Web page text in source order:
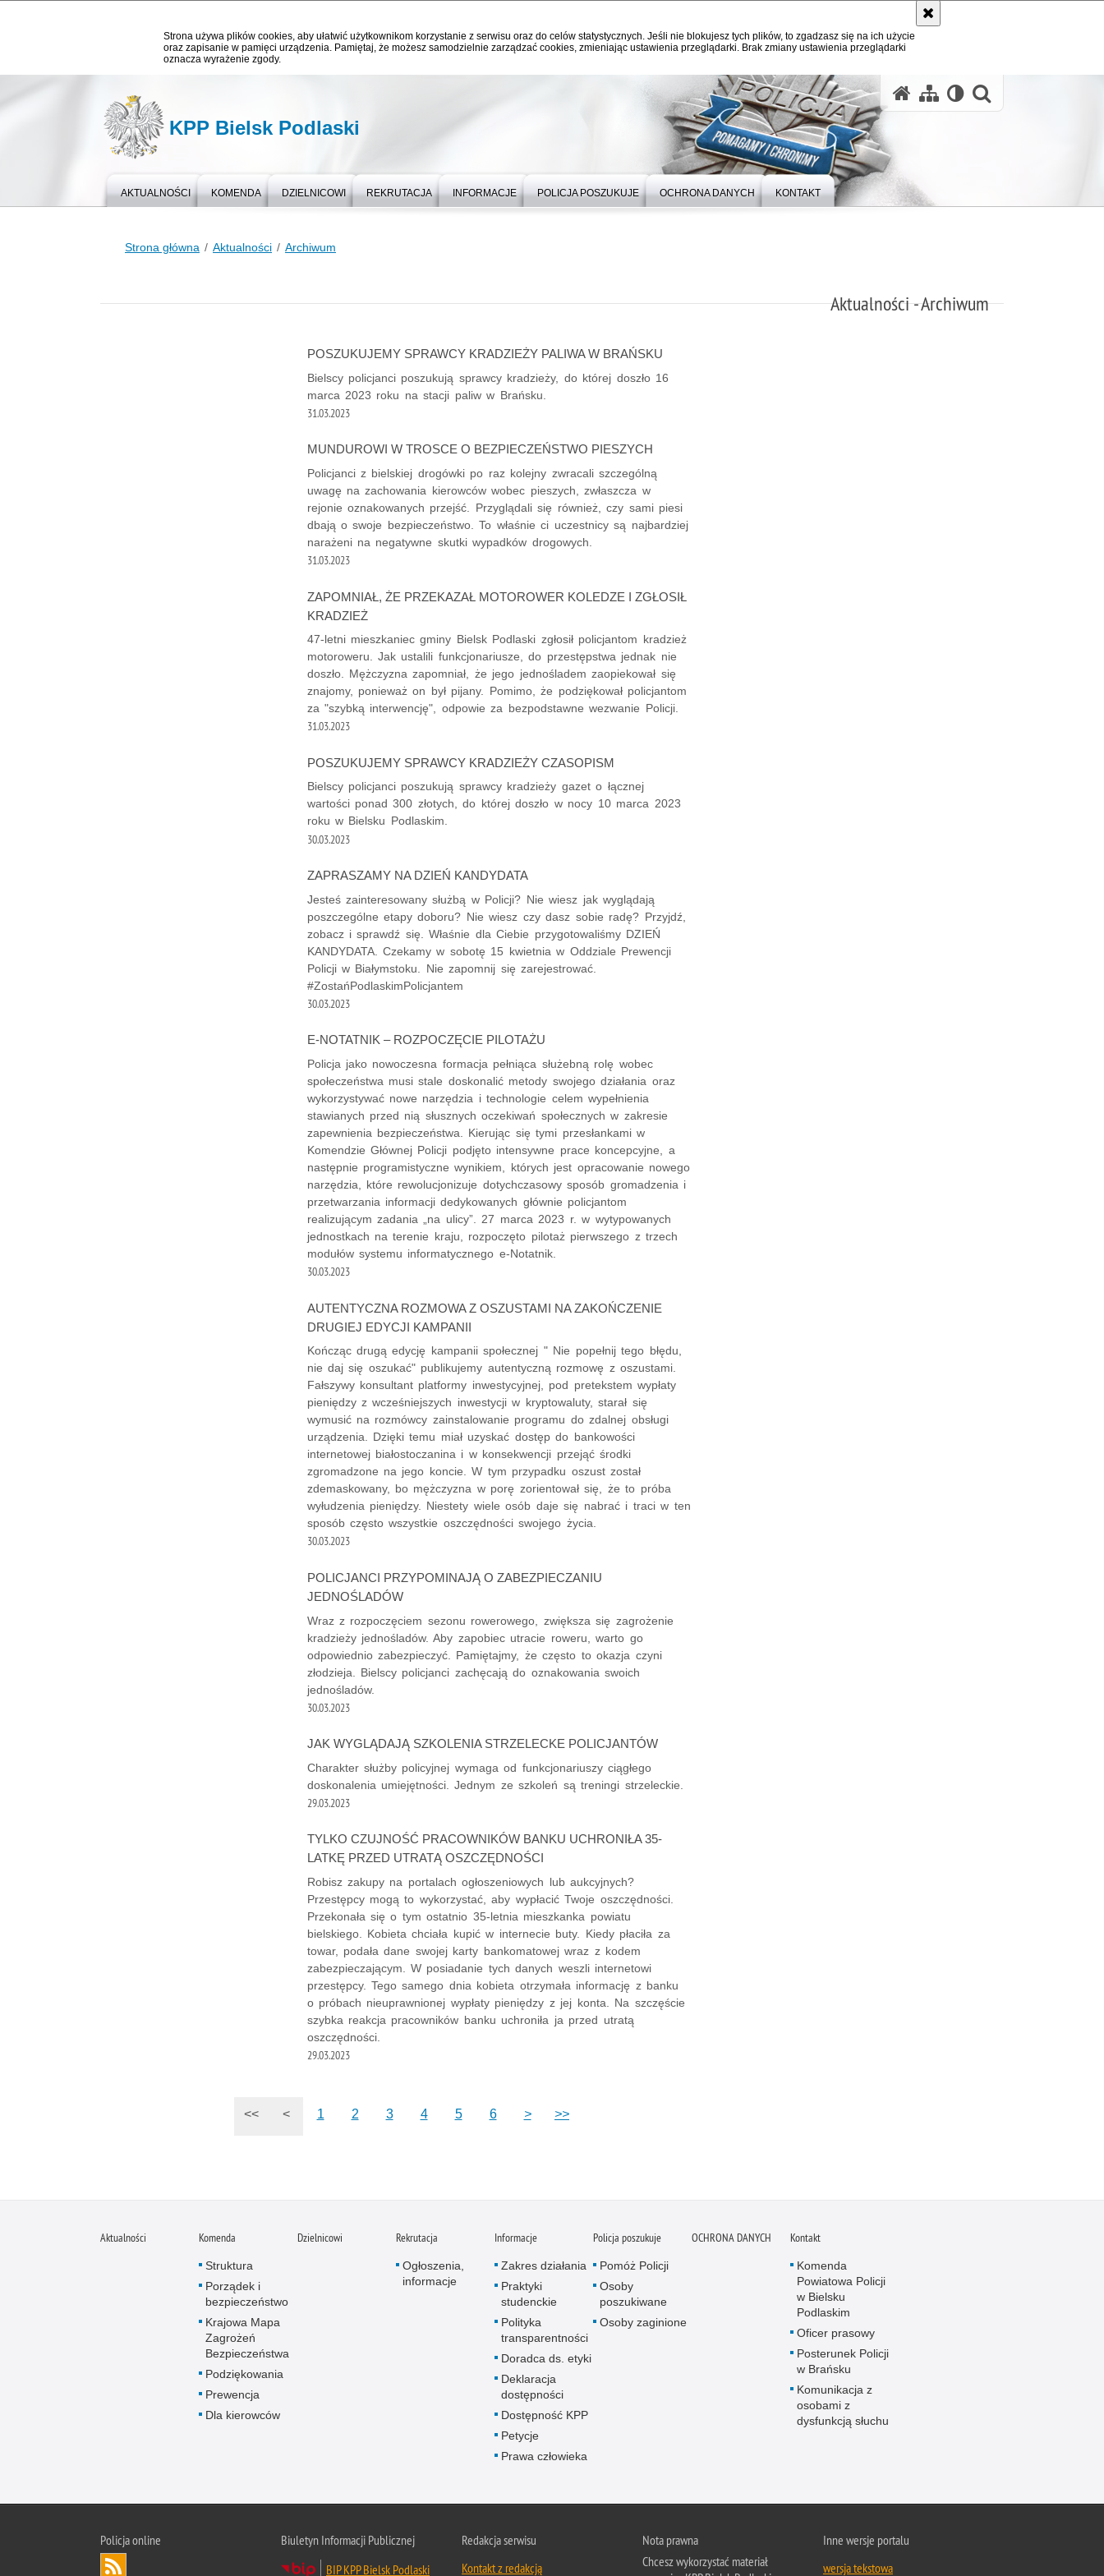
Strona używa plików cookies, aby ułatwić użytkownikom korzystanie z serwisu oraz do celów statystycznych. Jeśli nie blokujesz tych plików, to zgadzasz się na ich użycie
oraz zapisanie w pamięci urządzenia. Pamiętaj, że możesz samodzielnie zarządzać cookies, zmieniając ustawienia przeglądarki. Brak zmiany ustawienia przeglądarki
oznacza wyrażenie zgody.
KPP Bielsk Podlaski
AKTUALNOŚCI KOMENDA DZIELNICOWI REKRUTACJA INFORMACJE POLICJA POSZUKUJE OCHRONA DANYCH KONTAKT
Strona główna Aktualności Archiwum
Aktualności - Archiwum
POSZUKUJEMY SPRAWCY KRADZIEŻY PALIWA W BRAŃSKU
Bielscy policjanci poszukują sprawcy kradzieży, do której doszło 16
marca 2023 roku na stacji paliw w Brańsku.
31.03.2023
MUNDUROWI W TROSCE O BEZPIECZEŃSTWO PIESZYCH
Policjanci z bielskiej drogówki po raz kolejny zwracali szczególną
uwagę na zachowania kierowców wobec pieszych, zwłaszcza w
rejonie oznakowanych przejść. Przyglądali się również, czy sami piesi
dbają o swoje bezpieczeństwo. To właśnie ci uczestnicy są najbardziej
narażeni na negatywne skutki wypadków drogowych.
31.03.2023
ZAPOMNIAŁ, ŻE PRZEKAZAŁ MOTOROWER KOLEDZE I ZGŁOSIŁ
KRADZIEŻ
47-letni mieszkaniec gminy Bielsk Podlaski zgłosił policjantom kradzież
motoroweru. Jak ustalili funkcjonariusze, do przestępstwa jednak nie
doszło. Mężczyzna zapomniał, że jego jednośladem zaopiekował się
znajomy, ponieważ on był pijany. Pomimo, że podziękował policjantom
za "szybką interwencję", odpowie za bezpodstawne wezwanie Policji.
31.03.2023
POSZUKUJEMY SPRAWCY KRADZIEŻY CZASOPISM
Bielscy policjanci poszukują sprawcy kradzieży gazet o łącznej
wartości ponad 300 złotych, do której doszło w nocy 10 marca 2023
roku w Bielsku Podlaskim.
30.03.2023
ZAPRASZAMY NA DZIEŃ KANDYDATA
Jesteś zainteresowany służbą w Policji? Nie wiesz jak wyglądają
poszczególne etapy doboru? Nie wiesz czy dasz sobie radę? Przyjdź,
zobacz i sprawdź się. Właśnie dla Ciebie przygotowaliśmy DZIEŃ
KANDYDATA. Czekamy w sobotę 15 kwietnia w Oddziale Prewencji
Policji w Białymstoku. Nie zapomnij się zarejestrować.
#ZostańPodlaskimPolicjantem
30.03.2023
E-NOTATNIK – ROZPOCZĘCIE PILOTAŻU
Policja jako nowoczesna formacja pełniąca służebną rolę wobec
społeczeństwa musi stale doskonalić metody swojego działania oraz
wykorzystywać nowe narzędzia i technologie celem wypełnienia
stawianych przed nią słusznych oczekiwań społecznych w zakresie
zapewnienia bezpieczeństwa. Kierując się tymi przesłankami w
Komendzie Głównej Policji podjęto intensywne prace koncepcyjne, a
następnie programistyczne wynikiem, których jest opracowanie nowego
narzędzia, które rewolucjonizuje dotychczasowy sposób gromadzenia i
przetwarzania informacji dedykowanych głównie policjantom
realizującym zadania „na ulicy”. 27 marca 2023 r. w wytypowanych
jednostkach na terenie kraju, rozpoczęto pilotaż pierwszego z trzech
modułów systemu informatycznego e-Notatnik.
30.03.2023
AUTENTYCZNA ROZMOWA Z OSZUSTAMI NA ZAKOŃCZENIE
DRUGIEJ EDYCJI KAMPANII
Kończąc drugą edycję kampanii społecznej " Nie popełnij tego błędu,
nie daj się oszukać" publikujemy autentyczną rozmowę z oszustami.
Fałszywy konsultant platformy inwestycyjnej, pod pretekstem wypłaty
pieniędzy z wcześniejszych inwestycji w kryptowaluty, starał się
wymusić na rozmówcy zainstalowanie programu do zdalnej obsługi
urządzenia. Dzięki temu miał uzyskać dostęp do bankowości
internetowej białostoczanina i w konsekwencji przejąć środki
zgromadzone na jego koncie. W tym przypadku oszust został
zdemaskowany, bo mężczyzna w porę zorientował się, że to próba
wyłudzenia pieniędzy. Niestety wiele osób daje się nabrać i traci w ten
sposób często wszystkie oszczędności swojego życia.
30.03.2023
POLICJANCI PRZYPOMINAJĄ O ZABEZPIECZANIU
JEDNOŚLADÓW
Wraz z rozpoczęciem sezonu rowerowego, zwiększa się zagrożenie
kradzieży jednośladów. Aby zapobiec utracie roweru, warto go
odpowiednio zabezpieczyć. Pamiętajmy, że często to okazja czyni
złodzieja. Bielscy policjanci zachęcają do oznakowania swoich
jednośladów.
30.03.2023
JAK WYGLĄDAJĄ SZKOLENIA STRZELECKE POLICJANTÓW
Charakter służby policyjnej wymaga od funkcjonariuszy ciągłego
doskonalenia umiejętności. Jednym ze szkoleń są treningi strzeleckie.
29.03.2023
TYLKO CZUJNOŚĆ PRACOWNIKÓW BANKU UCHRONIŁA 35-
LATKĘ PRZED UTRATĄ OSZCZĘDNOŚCI
Robisz zakupy na portalach ogłoszeniowych lub aukcyjnych?
Przestępcy mogą to wykorzystać, aby wypłacić Twoje oszczędności.
Przekonała się o tym ostatnio 35-letnia mieszkanka powiatu
bielskiego. Kobieta chciała kupić w internecie buty. Kiedy płaciła za
towar, podała dane swojej karty bankomatowej wraz z kodem
zabezpieczającym. W posiadanie tych danych weszli internetowi
przestępcy. Tego samego dnia kobieta otrzymała informację z banku
o próbach nieuprawnionej wypłaty pieniędzy z jej konta. Na szczęście
szybka reakcja pracowników banku uchroniła ja przed utratą
oszczędności.
29.03.2023
<< < 1 2 3 4 5 6 > >>
Aktualności Komenda
Struktura
Porządek i
bezpieczeństwo
Krajowa Mapa
Zagrożeń
Bezpieczeństwa
Podziękowania
Prewencja
Dla kierowców
Dzielnicowi Rekrutacja
Ogłoszenia,
informacje
Informacje
Zakres działania
Praktyki
studenckie
Polityka
transparentności
Doradca ds. etyki
Deklaracja
dostępności
Dostępność KPP
Petycje
Prawa człowieka
Policja poszukuje
Pomóż Policji
Osoby
poszukiwane
Osoby zaginione
OCHRONA DANYCH Kontakt
Komenda
Powiatowa Policji
w Bielsku
Podlaskim
Oficer prasowy
Posterunek Policji
w Brańsku
Komunikacja z
osobami z
dysfunkcją słuchu
Policja online
Biuletyn Informacji Publicznej
BIP KPP Bielsk Podlaski
Redakcja serwisu
Kontakt z redakcją
Nota prawna
Chcesz wykorzystać materiał
Inne wersje portalu
wersja tekstowa